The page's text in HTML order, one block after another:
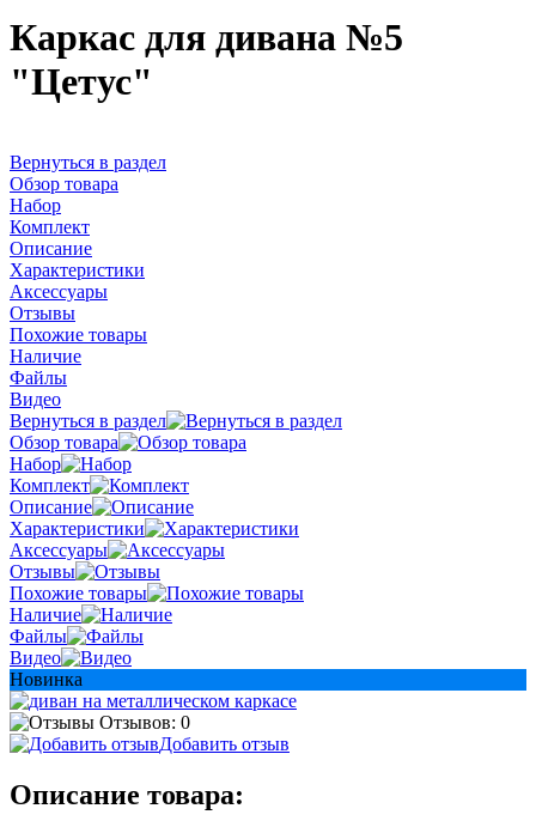
Каркас для дивана №5
"Цетус"
Вернуться в раздел
Обзор товара
Набор
Комплект
Описание
Характеристики
Аксессуары
Отзывы
Похожие товары
Наличие
Файлы
Видео
Вернуться в раздел
Обзор товара
Набор
Комплект
Описание
Характеристики
Аксессуары
Отзывы
Похожие товары
Наличие
Файлы
Видео
Новинка
Отзывов: 0
Добавить отзыв
Описание товара: